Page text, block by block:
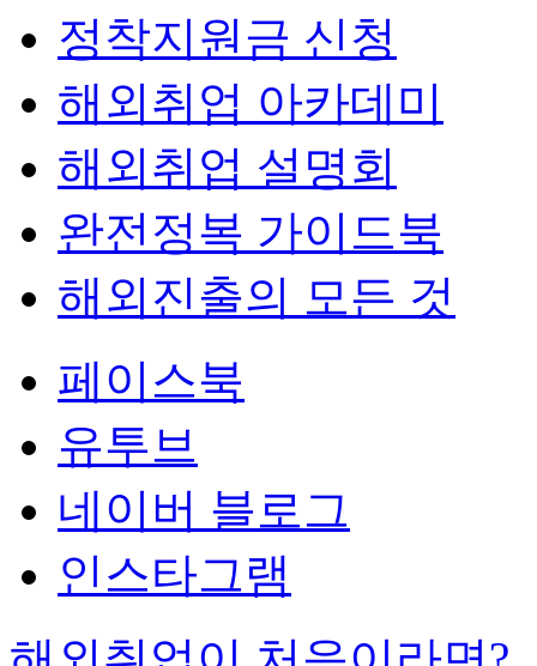
정착지원금 신청
해외취업 아카데미
해외취업 설명회
완전정복 가이드북
해외진출의 모든 것
페이스북
유투브
네이버 블로그
인스타그램